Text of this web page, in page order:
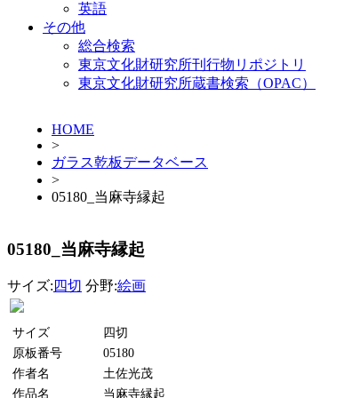
英語
その他
総合検索
東京文化財研究所刊行物リポジトリ
東京文化財研究所蔵書検索（OPAC）
HOME
>
ガラス乾板データベース
>
05180_当麻寺縁起
05180_当麻寺縁起
サイズ: 四切 分野:絵画
サイズ
四切
原板番号
05180
作者名
土佐光茂
作品名
当麻寺縁起